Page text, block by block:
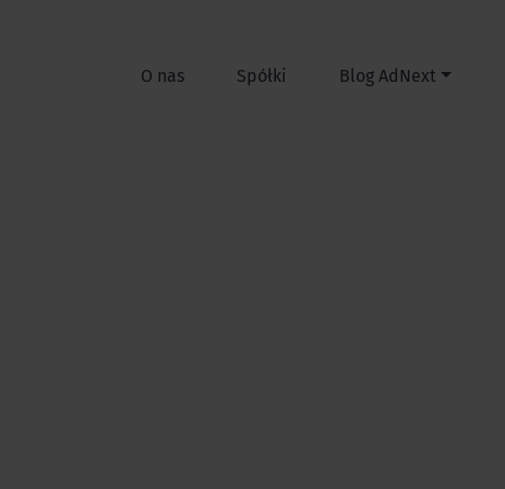
O nas Spółki Blog AdNext